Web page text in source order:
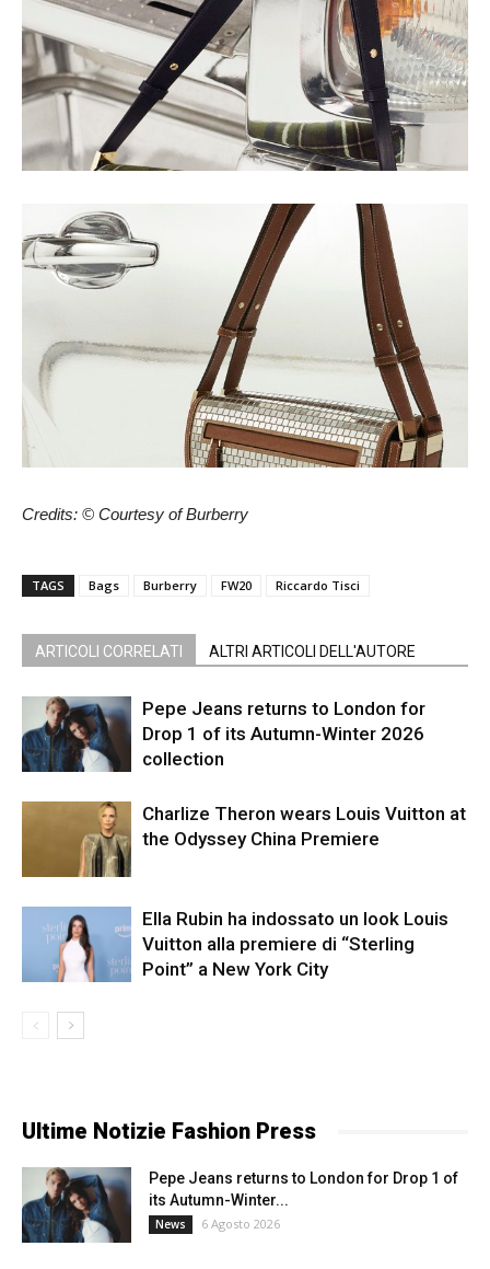
Credits: © Courtesy of Burberry
TAGS Bags Burberry FW20 Riccardo Tisci
ARTICOLI CORRELATI ALTRI ARTICOLI DELL'AUTORE
Pepe Jeans returns to London for
Drop 1 of its Autumn-Winter 2026
collection
Charlize Theron wears Louis Vuitton at
the Odyssey China Premiere
Ella Rubin ha indossato un look Louis
Vuitton alla premiere di “Sterling
Point” a New York City
Ultime Notizie Fashion Press
Pepe Jeans returns to London for Drop 1 of
its Autumn-Winter...
News 6 Agosto 2026